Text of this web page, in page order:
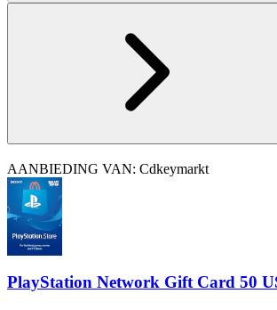
AANBIEDING VAN: Cdkeymarkt
PlayStation Network Gift Card 50